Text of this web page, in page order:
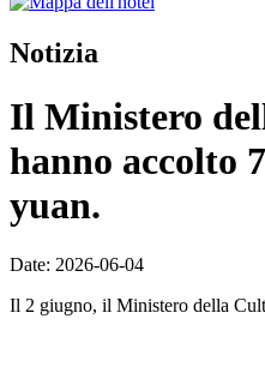
Notizia
Il Ministero
hanno accolto
yuan.
Date: 2026-06-04
Il 2 giugno, il Ministero della